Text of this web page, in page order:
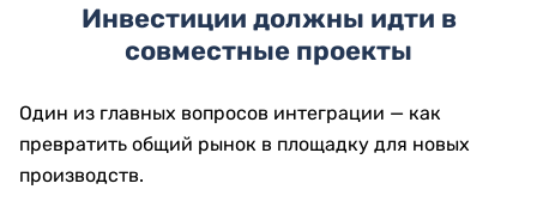
Инвестиции должны идти в
совместные проекты
Один из главных вопросов интеграции — как
превратить общий рынок в площадку для новых
производств.